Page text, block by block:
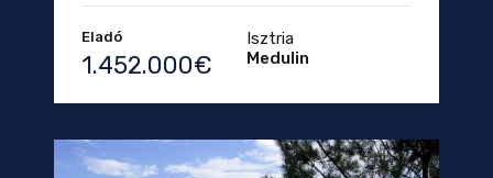
Eladó
1.452.000€
Isztria
Medulin